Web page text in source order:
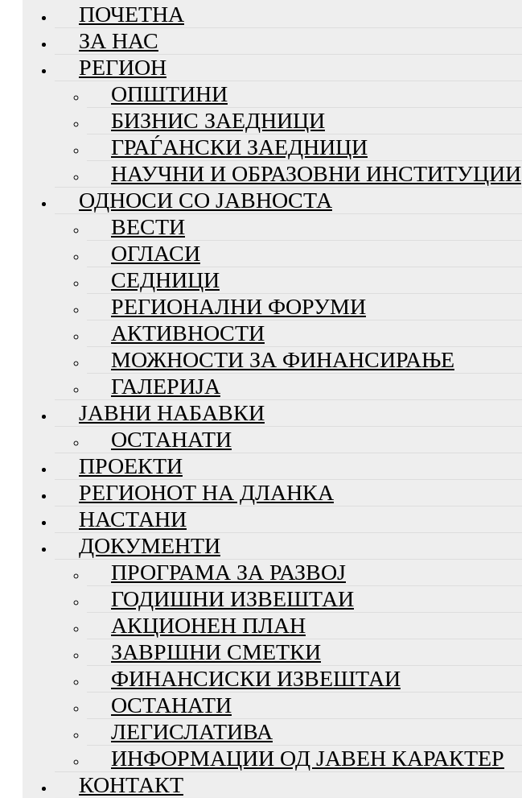
ПОЧЕТНА
ЗА НАС
РЕГИОН
ОПШТИНИ
БИЗНИС ЗАЕДНИЦИ
ГРАЃАНСКИ ЗАЕДНИЦИ
НАУЧНИ И ОБРАЗОВНИ ИНСТИТУЦИИ
ОДНОСИ СО ЈАВНОСТА
ВЕСТИ
ОГЛАСИ
СЕДНИЦИ
РЕГИОНАЛНИ ФОРУМИ
АКТИВНОСТИ
МОЖНОСТИ ЗА ФИНАНСИРАЊЕ
ГАЛЕРИЈА
ЈАВНИ НАБАВКИ
ОСТАНАТИ
ПРОЕКТИ
РЕГИОНОТ НА ДЛАНКА
НАСТАНИ
ДОКУМЕНТИ
ПРОГРАМА ЗА РАЗВОЈ
ГОДИШНИ ИЗВЕШТАИ
АКЦИОНЕН ПЛАН
ЗАВРШНИ СМЕТКИ
ФИНАНСИСКИ ИЗВЕШТАИ
ОСТАНАТИ
ЛЕГИСЛАТИВА
ИНФОРМАЦИИ ОД ЈАВЕН КАРАКТЕР
КОНТАКТ